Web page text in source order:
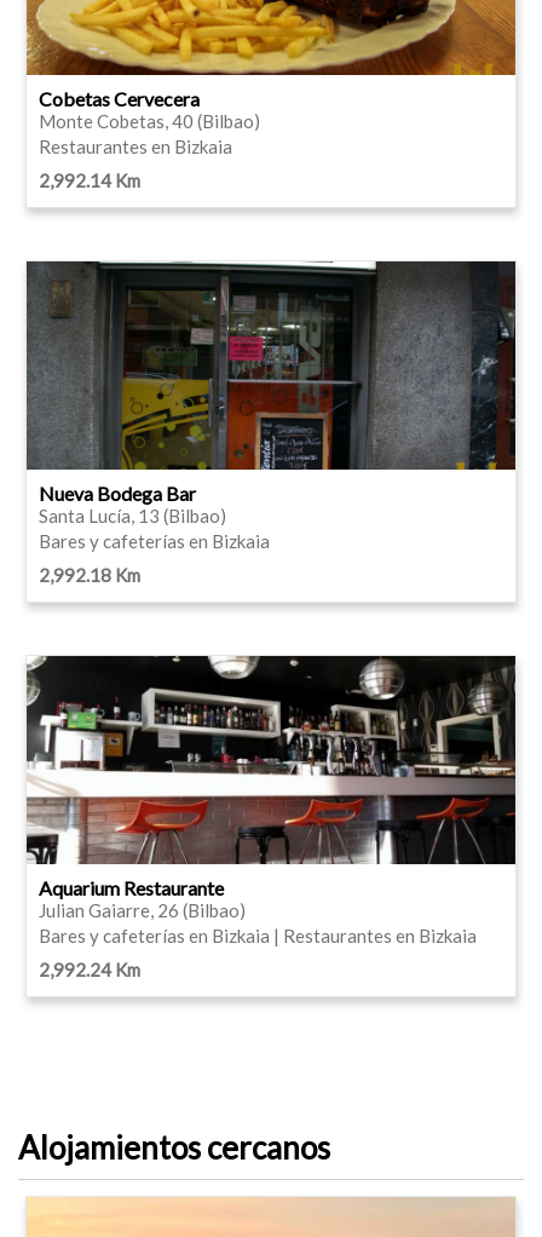
Cobetas Cervecera
Monte Cobetas, 40 (Bilbao)
Restaurantes en Bizkaia
2,992.14 Km
Nueva Bodega Bar
Santa Lucía, 13 (Bilbao)
Bares y cafeterías en Bizkaia
2,992.18 Km
Aquarium Restaurante
Julian Gaiarre, 26 (Bilbao)
Bares y cafeterías en Bizkaia | Restaurantes en Bizkaia
2,992.24 Km
Alojamientos cercanos